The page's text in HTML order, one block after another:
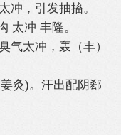
冲，引发抽搐。
太冲 丰隆。
气太冲，轰（丰）
灸)。汗出配阴郄